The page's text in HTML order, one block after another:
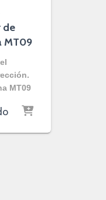
de
MT09
MT09